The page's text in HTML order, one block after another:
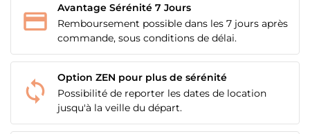
Avantage Sérénité 7 Jours
Remboursement possible dans les 7 jours après
commande, sous conditions de délai.
Option ZEN pour plus de sérénité
Possibilité de reporter les dates de location
jusqu'à la veille du départ.
MES LISTES
add_circle_outline
NOM DE LA LISTE D'ENVIES
Annuler Créer une liste d'envies
Vous devez être connecté pour ajouter des produits
à votre liste d'envies.
Annuler Connexion